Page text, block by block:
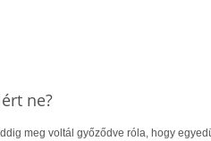
ne?
meg voltál győződve róla, hogy